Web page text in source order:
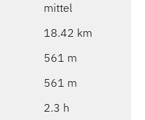
mittel
18.42 km
561 m
561 m
2.3 h